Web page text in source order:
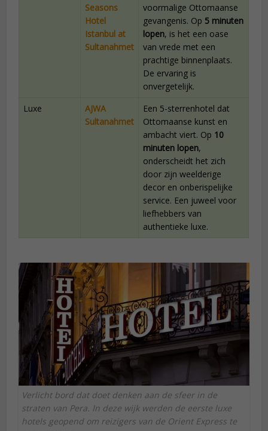
Seasons
Hotel
Istanbul at
Sultanahmet
voormalige Ottomaanse
gevangenis. Op 5 minuten
lopen, is het een oase
van vrede met een
prachtige binnenplaats.
De ervaring is
onvergetelijk.
Luxe
AJWA
Sultanahmet
Een 5-sterrenhotel dat
Ottomaanse kunst en
ambacht viert. Op 10
minuten lopen,
onderscheidt het zich
door zijn weelderige
decor en onberispelijke
service. Een juweel voor
liefhebbers van
authentieke luxe.
Verlicht bord dat doet denken aan de sfeer in de
straten van Pera. In deze wijk werden de eerste luxe
hotels geopend om reizigers van de Orient Express te